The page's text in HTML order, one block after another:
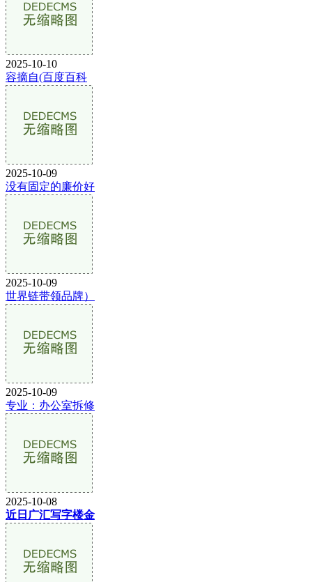
2025-10-10
容摘自(百度百科
2025-10-09
没有固定的廉价好
2025-10-09
世界链带领品牌）
2025-10-09
专业：办公室拆修
2025-10-08
近日广汇写字楼金